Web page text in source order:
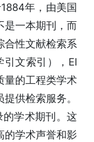
年，由美国
是一本期刊，而
合性文献检索系
引文索引），EI
量的工程类学术
供检索服务。
的学术期刊。这
的学术声誉和影